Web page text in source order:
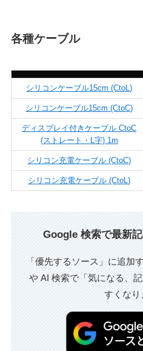
各種ケーブル
シリコンケーブル15cm (CtoL)
シリコンケーブル15cm (CtoC)
ディスプレイ付きケーブル CtoC
(ストレート・L字) 1m
シリコン充電ケーブル (CtoC)
シリコン充電ケーブル (CtoL)
Google 検索で最新
「優先するソース」に追加
や AI 検索で「気になる、
すくなり